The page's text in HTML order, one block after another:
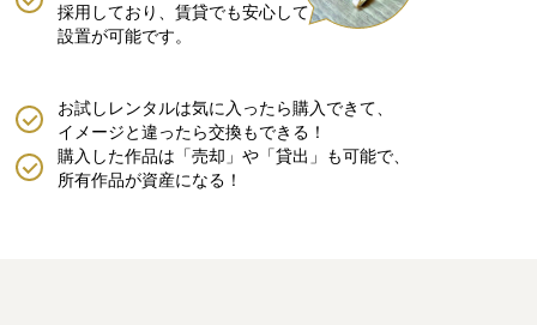
採用しており、賃貸でも安心して
設置が可能です。
購入した作品は「売却」や「貸出」も可能で、
所有作品が資産になる！
お試しレンタルは気に入ったら購入できて、
イメージと違ったら交換もできる！